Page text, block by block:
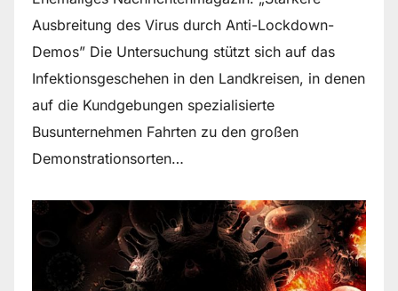
Ausbreitung des Virus durch Anti-Lockdown-
Demos” Die Untersuchung stützt sich auf das
Infektionsgeschehen in den Landkreisen, in denen
auf die Kundgebungen spezialisierte
Busunternehmen Fahrten zu den großen
Demonstrationsorten…